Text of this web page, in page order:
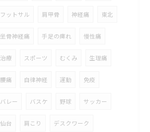
フットサル 肩甲骨 神経痛 東北
坐骨神経痛 手足の痺れ 慢性痛
治療 スポーツ むくみ 生理痛
腰痛 自律神経 運動 免疫
バレー バスケ 野球 サッカー
仙台 肩こり デスクワーク